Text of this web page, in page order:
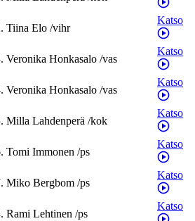
. Tiina Elo /vihr
Katso
. Veronika Honkasalo /vas
Katso
. Veronika Honkasalo /vas
Katso
. Milla Lahdenperä /kok
Katso
. Tomi Immonen /ps
Katso
. Miko Bergbom /ps
Katso
. Rami Lehtinen /ps
Katso